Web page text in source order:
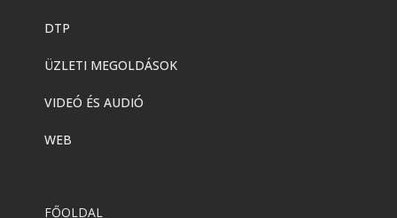
DTP
ÜZLETI MEGOLDÁSOK
VIDEÓ ÉS AUDIÓ
WEB
FŐOLDAL